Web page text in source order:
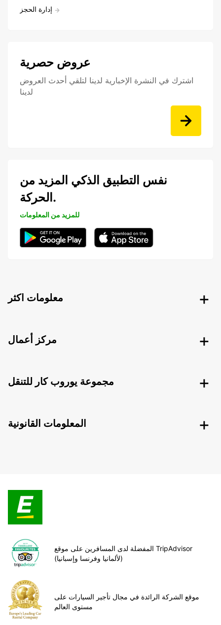
إدارة الحجز
عروض حصرية
اشترك في النشرة الإخبارية لدينا لتلقي أحدث العروض
لدينا
نفس التطبيق الذكي المزيد من
الحركة.
للمزيد من المعلومات
معلومات اكثر
مركز أعمال
مجموعة يوروب كار للتنقل
المعلومات القانونية
المفضلة لدى المسافرين على موقع TripAdvisor
(لألمانيا وفرنسا وإسبانيا)
موقع الشركة الرائدة في مجال تأجير السيارات على
مستوى العالم